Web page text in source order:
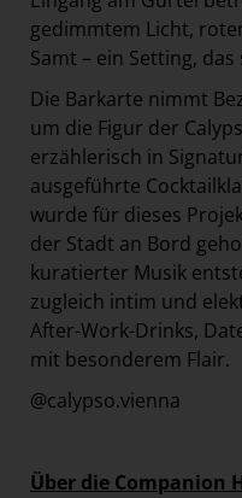
gedimmtem Licht,
Samt – ein Setting,
Die Barkarte nimmt
um die Figur der
erzählerisch in
ausgeführte
wurde für dieses
der Stadt an Bord
kuratierter Musik
zugleich intim und
After-Work-Drinks,
mit besonderem Flair.
@calypso.vienna
Über die Companion